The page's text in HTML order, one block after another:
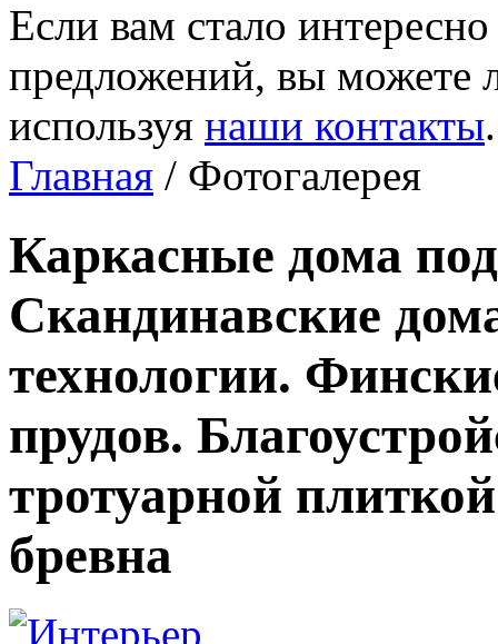
Если вам стало
предложений, вы можете
используя наши контакты.
Главная / Фотогалерея
Каркасные дома
Скандинавские
технологии.
прудов.
тротуарной
бревна